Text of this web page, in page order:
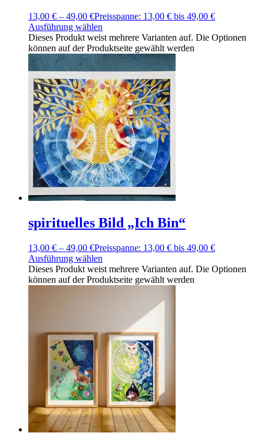
13,00 € – 49,00 €Preisspanne: 13,00 € bis 49,00 €
Ausführung wählen
Dieses Produkt weist mehrere Varianten auf. Die Optionen
können auf der Produktseite gewählt werden
spirituelles Bild „Ich Bin“
13,00 € – 49,00 €Preisspanne: 13,00 € bis 49,00 €
Ausführung wählen
Dieses Produkt weist mehrere Varianten auf. Die Optionen
können auf der Produktseite gewählt werden